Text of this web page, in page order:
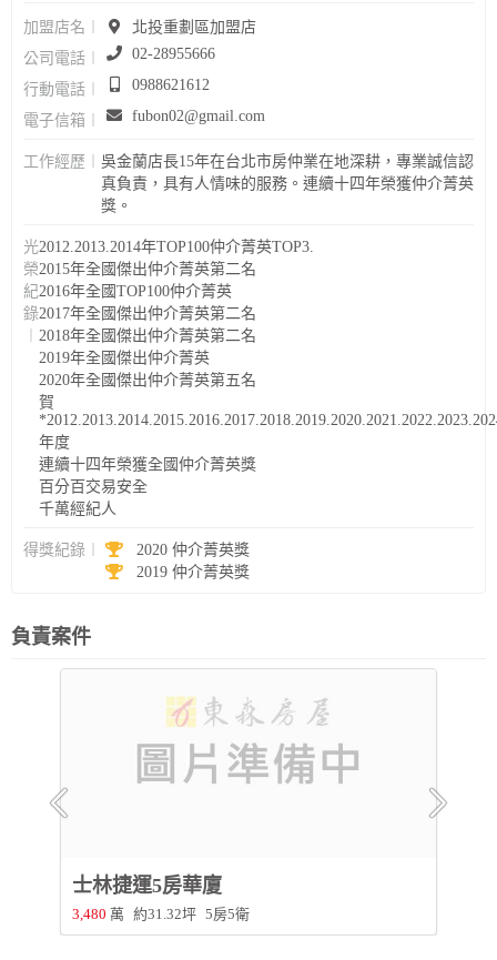
加盟店名︱
北投重劃區加盟店
公司電話︱
02-28955666
行動電話︱ 0988621612
電子信箱︱ fubon02@gmail.com
工作經歷︱ 吳金蘭店長15年在台北市房仲業在地深耕，專業誠信認
真負責，具有人情味的服務。連續十四年榮獲仲介菁英
獎。
光
榮
紀
錄
2012.2013.2014年TOP100仲介菁英TOP3.
2015年全國傑出仲介菁英第二名
2016年全國TOP100仲介菁英
2017年全國傑出仲介菁英第二名
2018年全國傑出仲介菁英第二名
2019年全國傑出仲介菁英
2020年全國傑出仲介菁英第五名
賀
年度
連續十四年榮獲全國仲介菁英獎
百分百交易安全
千萬經紀人
得獎紀錄︱
2020 仲介菁英獎
2019 仲介菁英獎
負責案件
士林捷運5房華廈
3,480 萬 約31.32坪 5房5衛